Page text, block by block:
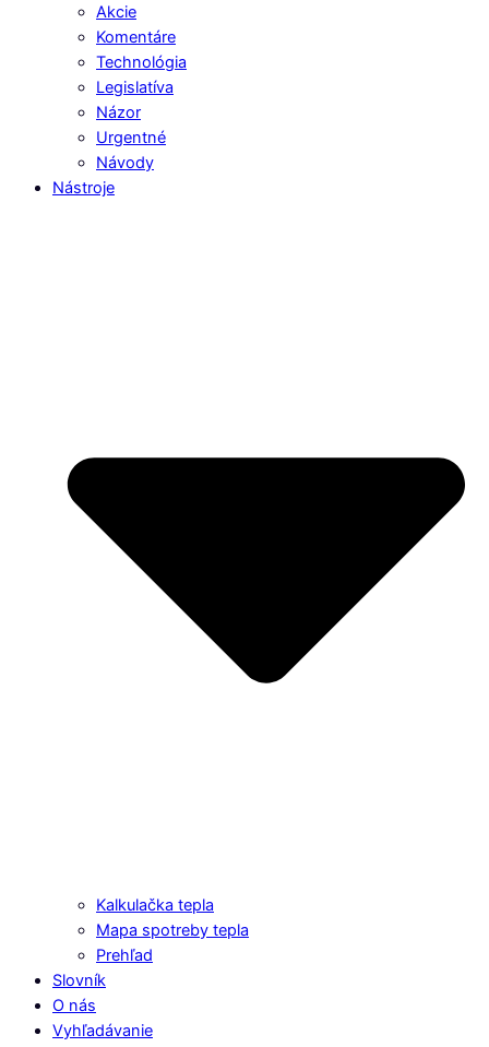
Akcie
Komentáre
Technológia
Legislatíva
Názor
Urgentné
Návody
Nástroje
Kalkulačka tepla
Mapa spotreby tepla
Prehľad
Slovník
O nás
Vyhľadávanie